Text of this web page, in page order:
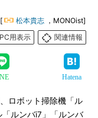
[ 松本貴志 ，MONOist]
PC用表示
関連情報
Hatena
ロボット掃除機「ル
ルンバi7」「ルンバ